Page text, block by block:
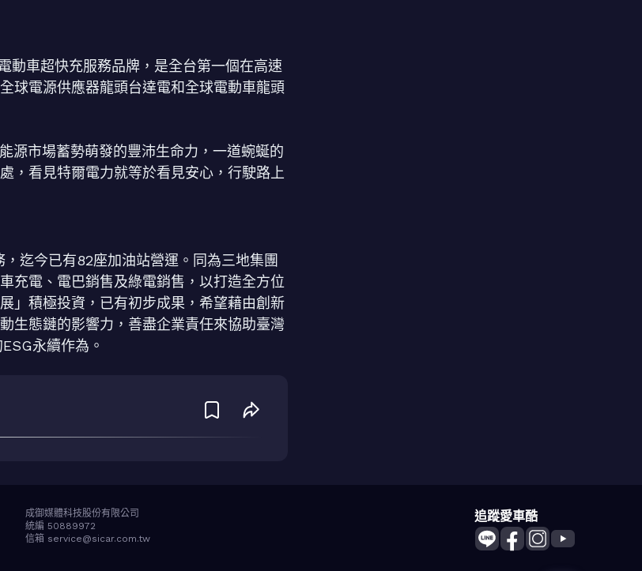
動車超快充服務品牌，是全台第一個在高速
球電源供應器龍頭台達電和全球電動車龍頭
源市場蓄勢萌發的豐沛生命力，一道蜿蜒的
，看見特爾電力就等於看見安心，行駛路上
迄今已有82座加油站營運。同為三地集團
充電、電巴銷售及綠電銷售，以打造全方位
」積極投資，已有初步成果，希望藉由創新
生態鏈的影響力，善盡企業責任來協助臺灣
永續作為。
成御媒體科技股份有限公司
統編 50889972
信箱 service@sicar.com.tw
追蹤愛車酷